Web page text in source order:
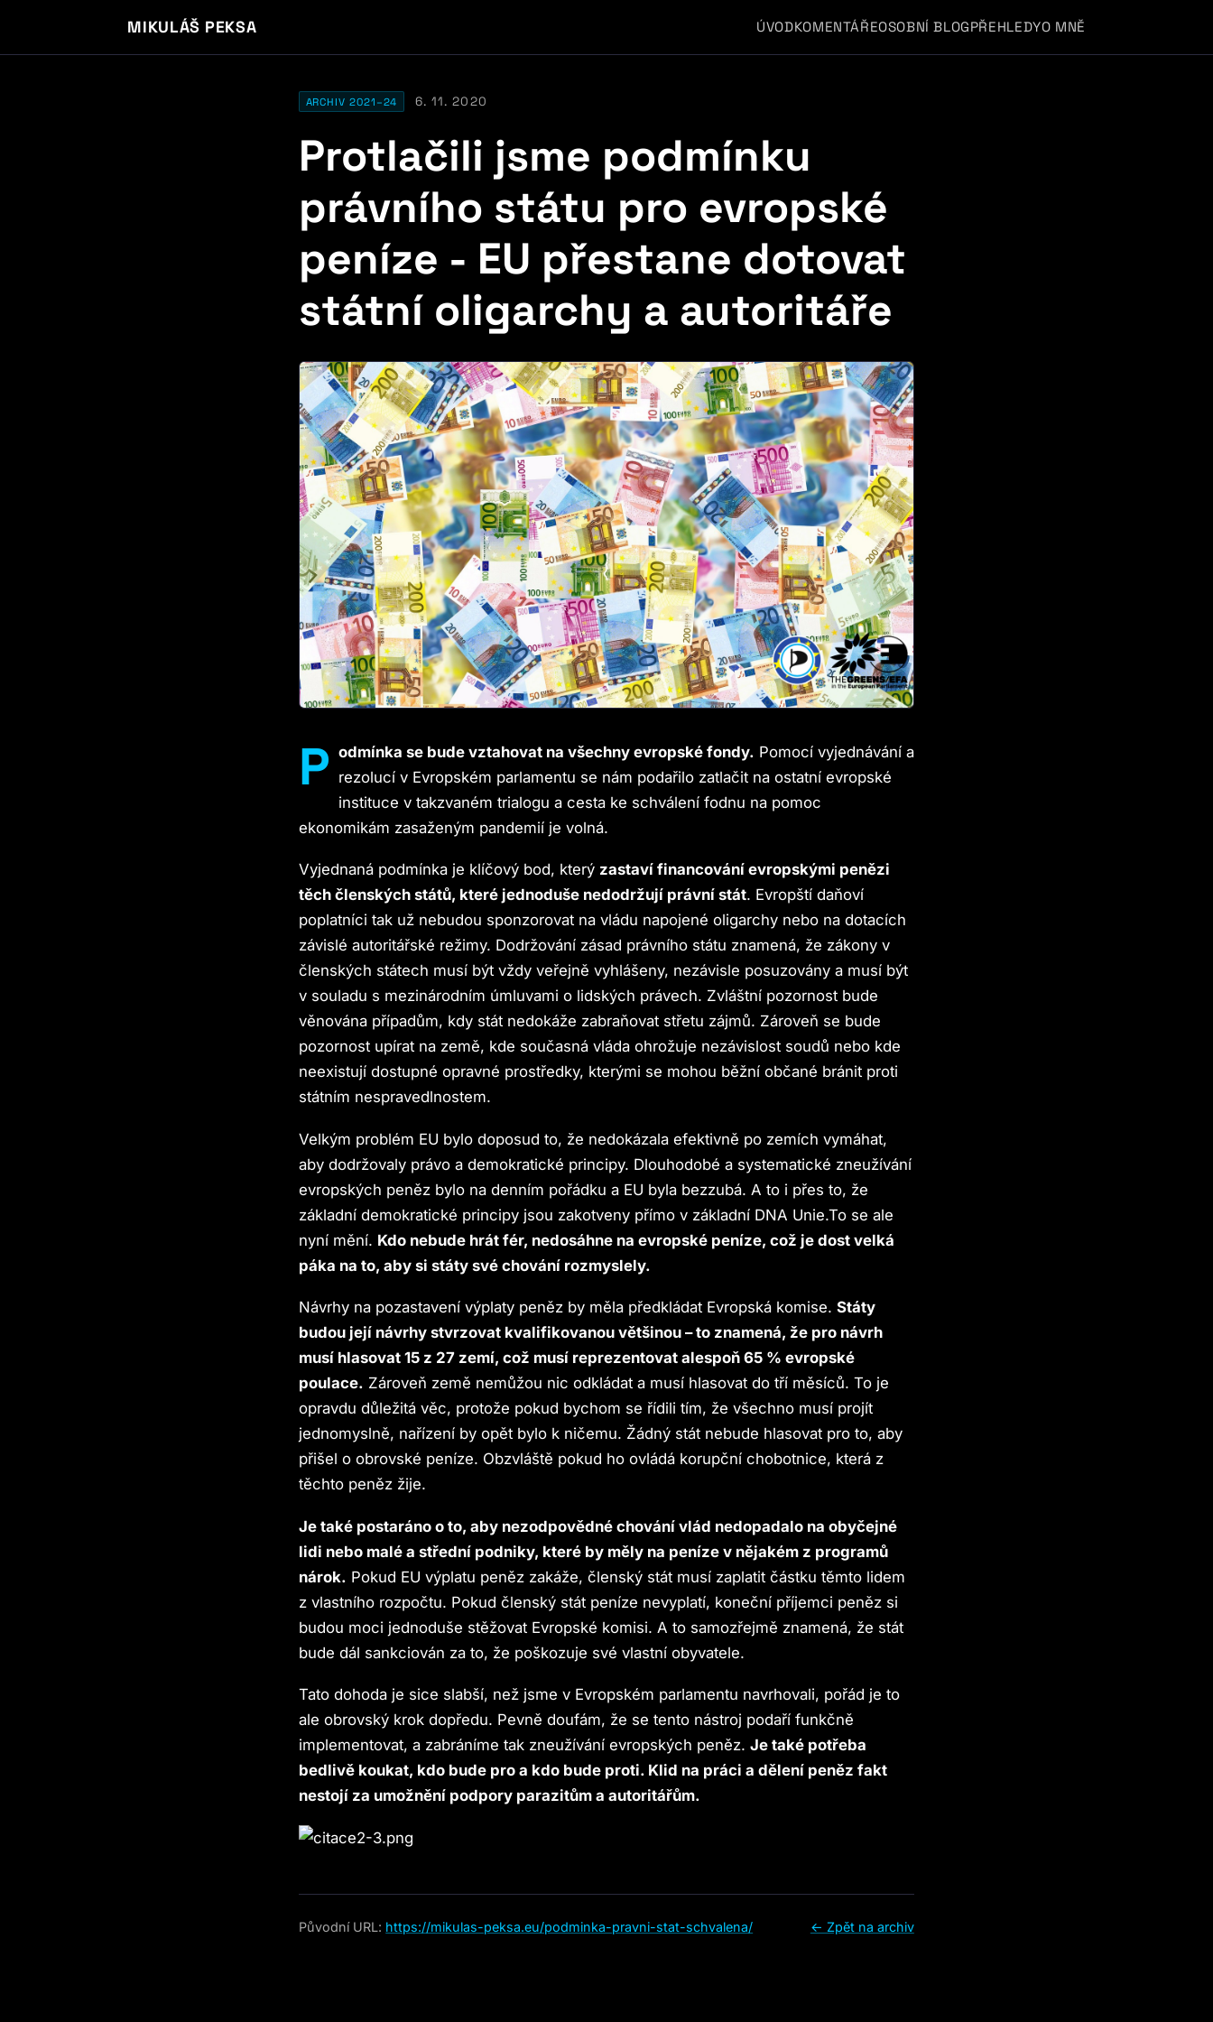
MIKULÁŠ PEKSA ÚVODKOMENTÁŘEOSOBNÍ BLOGPŘEHLEDYO MNĚ
ARCHIV 2021–24 6. 11. 2020
Protlačili jsme podmínku
právního státu pro evropské
peníze - EU přestane dotovat
státní oligarchy a autoritáře
P odmínka se bude vztahovat na všechny evropské fondy. Pomocí vyjednávání a
rezolucí v Evropském parlamentu se nám podařilo zatlačit na ostatní evropské
instituce v takzvaném trialogu a cesta ke schválení fodnu na pomoc
ekonomikám zasaženým pandemií je volná.
Vyjednaná podmínka je klíčový bod, který zastaví financování evropskými penězi
těch členských států, které jednoduše nedodržují právní stát. Evropští daňoví
poplatníci tak už nebudou sponzorovat na vládu napojené oligarchy nebo na dotacích
závislé autoritářské režimy. Dodržování zásad právního státu znamená, že zákony v
členských státech musí být vždy veřejně vyhlášeny, nezávisle posuzovány a musí být
v souladu s mezinárodním úmluvami o lidských právech. Zvláštní pozornost bude
věnována případům, kdy stát nedokáže zabraňovat střetu zájmů. Zároveň se bude
pozornost upírat na země, kde současná vláda ohrožuje nezávislost soudů nebo kde
neexistují dostupné opravné prostředky, kterými se mohou běžní občané bránit proti
státním nespravedlnostem.
Velkým problém EU bylo doposud to, že nedokázala efektivně po zemích vymáhat,
aby dodržovaly právo a demokratické principy. Dlouhodobé a systematické zneužívání
evropských peněz bylo na denním pořádku a EU byla bezzubá. A to i přes to, že
základní demokratické principy jsou zakotveny přímo v základní DNA Unie.To se ale
nyní mění. Kdo nebude hrát fér, nedosáhne na evropské peníze, což je dost velká
páka na to, aby si státy své chování rozmyslely.
Návrhy na pozastavení výplaty peněz by měla předkládat Evropská komise.Státy
budou její návrhy stvrzovat kvalifikovanou většinou – to znamená, že pro návrh
musí hlasovat 15 z 27 zemí, což musí reprezentovat alespoň 65 % evropské
poulace. Zároveň země nemůžou nic odkládat a musí hlasovat do tří měsíců. To je
opravdu důležitá věc, protože pokud bychom se řídili tím, že všechno musí projít
jednomyslně, nařízení by opět bylo k ničemu. Žádný stát nebude hlasovat pro to, aby
přišel o obrovské peníze. Obzvláště pokud ho ovládá korupční chobotnice, která z
těchto peněz žije.
Je také postaráno o to, aby nezodpovědné chování vlád nedopadalo na obyčejné
lidi nebo malé a střední podniky, které by měly na peníze v nějakém z programů
nárok. Pokud EU výplatu peněz zakáže, členský stát musí zaplatit částku těmto lidem
z vlastního rozpočtu. Pokud členský stát peníze nevyplatí, koneční příjemci peněz si
budou moci jednoduše stěžovat Evropské komisi. A to samozřejmě znamená, že stát
bude dál sankciován za to, že poškozuje své vlastní obyvatele.
Tato dohoda je sice slabší, než jsme v Evropském parlamentu navrhovali, pořád je to
ale obrovský krok dopředu. Pevně doufám, že se tento nástroj podaří funkčně
implementovat, a zabráníme tak zneužívání evropských peněz.Je také potřeba
bedlivě koukat, kdo bude pro a kdo bude proti. Klid na práci a dělení peněz fakt
nestojí za umožnění podpory parazitům a autoritářům.
Původní URL: https://mikulas-peksa.eu/podminka-pravni-stat-schvalena/ ← Zpět na archiv